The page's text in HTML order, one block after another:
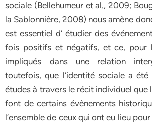
sociale (Bellehumeur et al., 2009;
la Sablonnière, 2008) nous amène
est essentiel d’ étudier des
fois positifs et négatifs, et ce, pour
impliqués dans une relation
toutefois, que l’identité sociale a
études à travers le récit individuel que
font de certains évènements
l’ensemble de ceux qui ont eu lieu